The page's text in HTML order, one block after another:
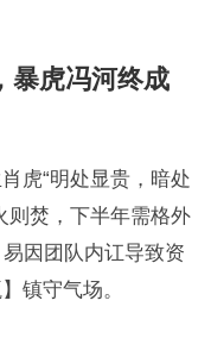
暴虎冯河终成
虎“明处显贵，暗处
则焚，下半年需格外
因团队内讧导致资
镇守气场。